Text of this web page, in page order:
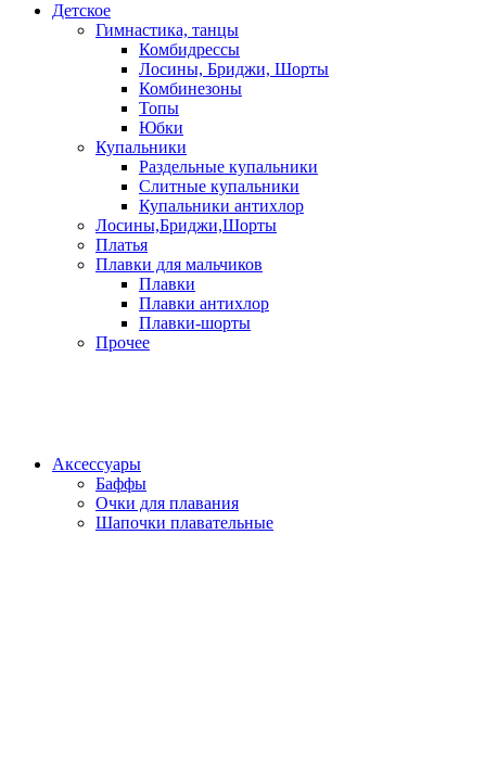
Детское
Гимнастика, танцы
Комбидрессы
Лосины, Бриджи, Шорты
Комбинезоны
Топы
Юбки
Купальники
Раздельные купальники
Слитные купальники
Купальники антихлор
Лосины,Бриджи,Шорты
Платья
Плавки для мальчиков
Плавки
Плавки антихлор
Плавки-шорты
Прочее
Аксессуары
Баффы
Очки для плавания
Шапочки плавательные